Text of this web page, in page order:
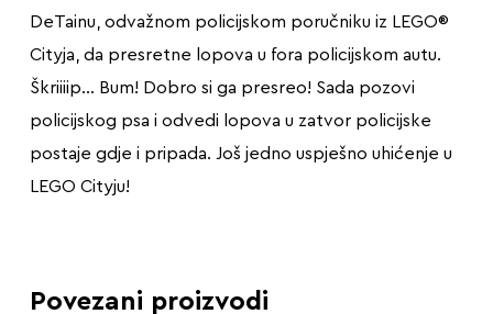
DeTainu, odvažnom policijskom poručniku iz LEGO®
Cityja, da presretne lopova u fora policijskom autu.
Škriiiip… Bum! Dobro si ga presreo! Sada pozovi
policijskog psa i odvedi lopova u zatvor policijske
postaje gdje i pripada. Još jedno uspješno uhićenje u
LEGO Cityju!
Povezani proizvodi